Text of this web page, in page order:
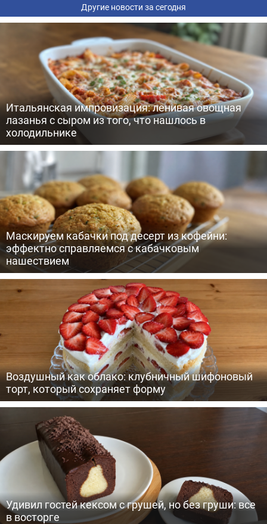
Другие новости за сегодня
Итальянская импровизация: ленивая овощная
лазанья с сыром из того, что нашлось в
холодильнике
Маскируем кабачки под десерт из кофейни:
эффектно справляемся с кабачковым
нашествием
Воздушный как облако: клубничный шифоновый
торт, который сохраняет форму
Удивил гостей кексом с грушей, но без груши: все
в восторге